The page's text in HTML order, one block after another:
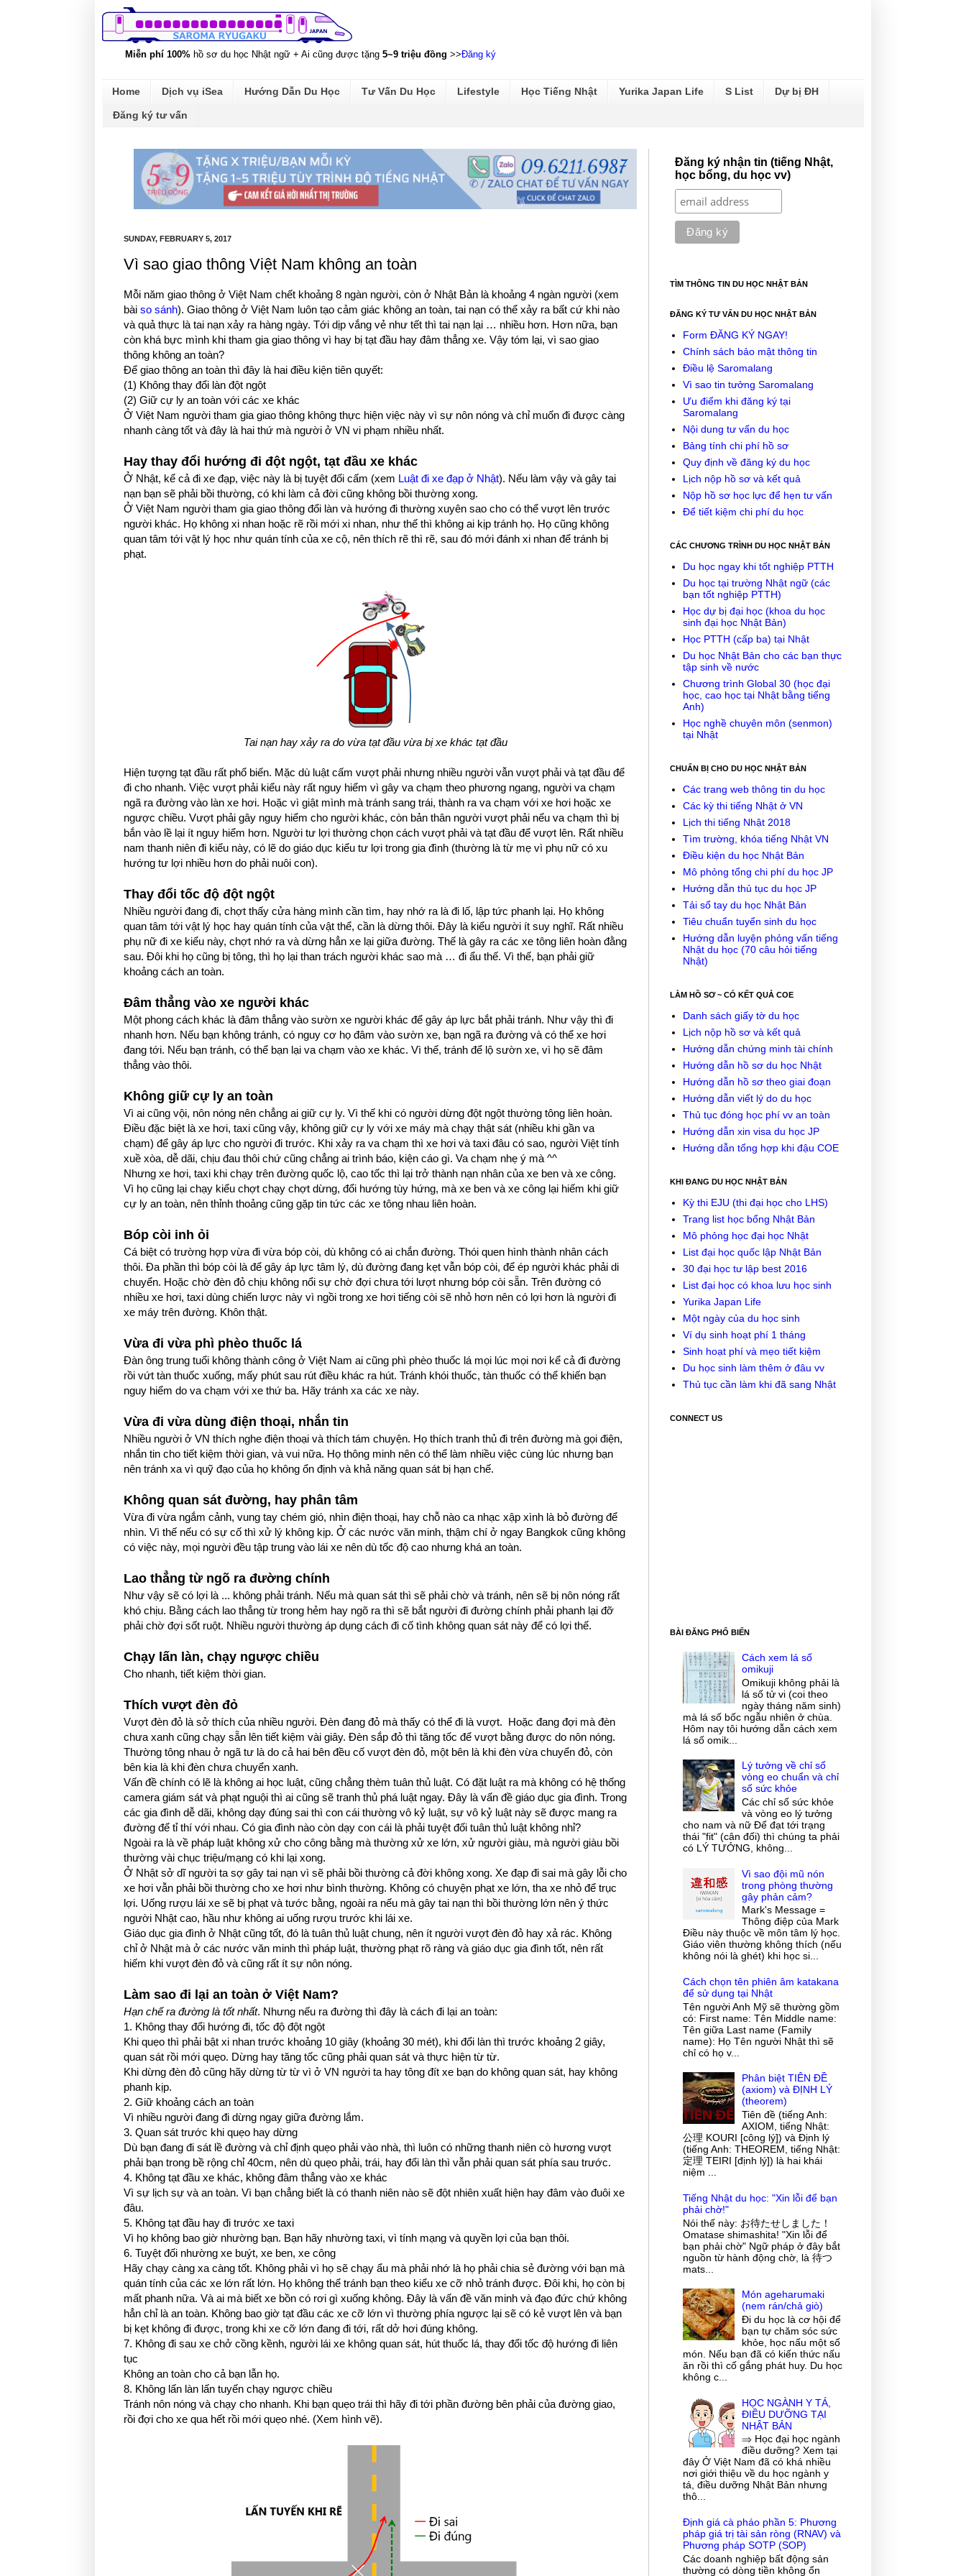
Miễn phí 100% hồ sơ du học Nhật ngữ + Ai cũng được tặng 5~9 triệu đồng >>Đăng ký
Home Dịch vụ iSea Hướng Dẫn Du Học Tư Vấn Du Học Lifestyle Học Tiếng Nhật Yurika Japan Life S List Dự bị ĐH
Đăng ký tư vấn
SUNDAY, FEBRUARY 5, 2017
Vì sao giao thông Việt Nam không an toàn
Mỗi năm giao thông ở Việt Nam chết khoảng 8 ngàn người, còn ở Nhật Bản là khoảng 4 ngàn người (xem
bài so sánh). Giao thông ở Việt Nam luôn tạo cảm giác không an toàn, tai nạn có thể xảy ra bất cứ khi nào
và quả thực là tai nạn xảy ra hàng ngày. Tới dịp vắng vẻ như tết thì tai nạn lại … nhiều hơn. Hơn nữa, bạn
còn khá bực mình khi tham gia giao thông vì hay bị tạt đầu hay đâm thẳng xe. Vậy tóm lại, vì sao giao
thông không an toàn?
Để giao thông an toàn thì đây là hai điều kiện tiên quyết:
(1) Không thay đổi làn đột ngột
(2) Giữ cự ly an toàn với các xe khác
Ở Việt Nam người tham gia giao thông không thực hiện việc này vì sự nôn nóng và chỉ muốn đi được càng
nhanh càng tốt và đây là hai thứ mà người ở VN vi phạm nhiều nhất.
Hay thay đổi hướng đi đột ngột, tạt đầu xe khác
Ở Nhật, kể cả đi xe đạp, việc này là bị tuyệt đối cấm (xem Luật đi xe đạp ở Nhật). Nếu làm vậy và gây tai
nạn bạn sẽ phải bồi thường, có khi làm cả đời cũng không bồi thường xong.
Ở Việt Nam người tham gia giao thông đổi làn và hướng đi thường xuyên sao cho có thể vượt lên trước
người khác. Họ không xi nhan hoặc rẽ rồi mới xi nhan, như thế thì không ai kịp tránh họ. Họ cũng không
quan tâm tới vật lý học như quán tính của xe cộ, nên thích rẽ thì rẽ, sau đó mới đánh xi nhan để tránh bị
phạt.
Tai nạn hay xảy ra do vừa tạt đầu vừa bị xe khác tạt đầu
Hiện tượng tạt đầu rất phổ biến. Mặc dù luật cấm vượt phải nhưng nhiều người vẫn vượt phải và tạt đầu để
đi cho nhanh. Việc vượt phải kiểu này rất nguy hiểm vì gây va chạm theo phương ngang, người va chạm
ngã ra đường vào làn xe hơi. Hoặc vì giật mình mà tránh sang trái, thành ra va chạm với xe hơi hoặc xe
ngược chiều. Vượt phải gây nguy hiểm cho người khác, còn bản thân người vượt phải nếu va chạm thì bị
bắn vào lề lại ít nguy hiểm hơn. Người tư lợi thường chọn cách vượt phải và tạt đầu để vượt lên. Rất nhiều
nam thanh niên đi kiểu này, có lẽ do giáo dục kiểu tư lợi trong gia đình (thường là từ mẹ vì phụ nữ có xu
hướng tư lợi nhiều hơn do phải nuôi con).
Thay đổi tốc độ đột ngột
Nhiều người đang đi, chợt thấy cửa hàng mình cần tìm, hay nhớ ra là đi lố, lập tức phanh lại. Họ không
quan tâm tới vật lý học hay quán tính của vật thể, cần là dừng thôi. Đây là kiểu người ít suy nghĩ. Rất nhiều
phụ nữ đi xe kiểu này, chợt nhớ ra và dừng hẳn xe lại giữa đường. Thế là gây ra các xe tông liên hoàn đằng
sau. Đôi khi họ cũng bị tông, thì họ lại than trách người khác sao mà … đi ẩu thế. Vì thế, bạn phải giữ
khoảng cách an toàn.
Đâm thẳng vào xe người khác
Một phong cách khác là đâm thẳng vào sườn xe người khác để gây áp lực bắt phải tránh. Như vậy thì đi
nhanh hơn. Nếu bạn không tránh, có nguy cơ họ đâm vào sườn xe, bạn ngã ra đường và có thể xe hơi
đang tới. Nếu bạn tránh, có thể bạn lại va chạm vào xe khác. Vì thế, tránh để lộ sườn xe, vì họ sẽ đâm
thẳng vào thôi.
Không giữ cự ly an toàn
Vì ai cũng vội, nôn nóng nên chẳng ai giữ cự ly. Vì thế khi có người dừng đột ngột thường tông liên hoàn.
Điều đặc biệt là xe hơi, taxi cũng vậy, không giữ cự ly với xe máy mà chạy thật sát (nhiều khi gần va
chạm) để gây áp lực cho người đi trước. Khi xảy ra va chạm thì xe hơi và taxi đâu có sao, người Việt tính
xuề xòa, dễ dãi, chịu đau thôi chứ cũng chẳng ai trình báo, kiện cáo gì. Va chạm nhẹ ý mà ^^
Nhưng xe hơi, taxi khi chạy trên đường quốc lộ, cao tốc thì lại trở thành nạn nhân của xe ben và xe công.
Vì họ cũng lại chạy kiểu chợt chạy chợt dừng, đổi hướng tùy hứng, mà xe ben và xe công lại hiếm khi giữ
cự ly an toàn, nên thỉnh thoảng cũng gặp tin tức các xe tông nhau liên hoàn.
Bóp còi inh ỏi
Cá biệt có trường hợp vừa đi vừa bóp còi, dù không có ai chắn đường. Thói quen hình thành nhân cách
thôi. Đa phần thì bóp còi là để gây áp lực tâm lý, dù đường đang kẹt vẫn bóp còi, để ép người khác phải di
chuyển. Hoặc chờ đèn đỏ chịu không nổi sự chờ đợi chưa tới lượt nhưng bóp còi sẵn. Trên đường có
nhiều xe hơi, taxi dùng chiến lược này vì ngồi trong xe hơi tiếng còi sẽ nhỏ hơn nên có lợi hơn là người đi
xe máy trên đường. Khôn thật.
Vừa đi vừa phì phèo thuốc lá
Đàn ông trung tuổi không thành công ở Việt Nam ai cũng phì phèo thuốc lá mọi lúc mọi nơi kể cả đi đường
rồi vứt tàn thuốc xuống, mấy phút sau rút điều khác ra hút. Tránh khói thuốc, tàn thuốc có thể khiến bạn
nguy hiểm do va chạm với xe thứ ba. Hãy tránh xa các xe này.
Vừa đi vừa dùng điện thoại, nhắn tin
Nhiều người ở VN thích nghe điện thoại và thích tám chuyện. Họ thích tranh thủ đi trên đường mà gọi điện,
nhắn tin cho tiết kiệm thời gian, và vui nữa. Họ thông minh nên có thể làm nhiều việc cùng lúc nhưng bạn
nên tránh xa vì quỹ đạo của họ không ổn định và khả năng quan sát bị hạn chế.
Không quan sát đường, hay phân tâm
Vừa đi vừa ngắm cảnh, vung tay chém gió, nhìn điện thoại, hay chỗ nào ca nhạc xập xình là bỏ đường để
nhìn. Vì thế nếu có sự cố thì xử lý không kịp. Ở các nước văn minh, thậm chí ở ngay Bangkok cũng không
có việc này, mọi người đều tập trung vào lái xe nên dù tốc độ cao nhưng khá an toàn.
Lao thẳng từ ngõ ra đường chính
Như vậy sẽ có lợi là ... không phải tránh. Nếu mà quan sát thì sẽ phải chờ và tránh, nên sẽ bị nôn nóng rất
khó chịu. Bằng cách lao thẳng từ trong hẻm hay ngõ ra thì sẽ bắt người đi đường chính phải phanh lại đỡ
phải chờ đợi sốt ruột. Nhiều người thường áp dụng cách đi cố tình không quan sát này để có lợi thế.
Chạy lấn làn, chạy ngược chiều
Cho nhanh, tiết kiệm thời gian.
Thích vượt đèn đỏ
Vượt đèn đỏ là sở thích của nhiều người. Đèn đang đỏ mà thấy có thể đi là vượt. Hoặc đang đợi mà đèn
chưa xanh cũng chạy sẵn lên tiết kiệm vài giây. Đèn sắp đỏ thì tăng tốc để vượt bằng được do nôn nóng.
Thường tông nhau ở ngã tư là do cả hai bên đều cố vượt đèn đỏ, một bên là khi đèn vừa chuyển đỏ, còn
bên kia là khi đèn chưa chuyển xanh.
Vấn đề chính có lẽ là không ai học luật, cũng chẳng thèm tuân thủ luật. Có đặt luật ra mà không có hệ thống
camera giám sát và phạt nguội thì ai cũng sẽ tranh thủ phá luật ngay. Đây là vấn đề giáo dục gia đình. Trong
các gia đình dễ dãi, không dạy đúng sai thì con cái thường vô kỷ luật, sự vô kỷ luật này sẽ được mang ra
đường để tỉ thí với nhau. Có gia đình nào còn dạy con cái là phải tuyệt đối tuân thủ luật không nhỉ?
Ngoài ra là về pháp luật không xử cho công bằng mà thường xử xe lớn, xử người giàu, mà người giàu bồi
thường vài chục triệu/mạng có khi lại xong.
Ở Nhật sở dĩ người ta sợ gây tai nạn vì sẽ phải bồi thường cả đời không xong. Xe đạp đi sai mà gây lỗi cho
xe hơi vẫn phải bồi thường cho xe hơi như bình thường. Không có chuyện phạt xe lớn, tha xe nhỏ để trục
lợi. Uống rượu lái xe sẽ bị phạt và tước bằng, ngoài ra nếu mà gây tai nạn thì bồi thường lớn nên ý thức
người Nhật cao, hầu như không ai uống rượu trước khi lái xe.
Giáo dục gia đình ở Nhật cũng tốt, đó là tuân thủ luật chung, nên ít người vượt đèn đỏ hay xả rác. Không
chỉ ở Nhật mà ở các nước văn minh thì pháp luật, thường phạt rõ ràng và giáo dục gia đình tốt, nên rất
hiếm khi vượt đèn đỏ và cũng rất ít sự nôn nóng.
Làm sao đi lại an toàn ở Việt Nam?
Hạn chế ra đường là tốt nhất. Nhưng nếu ra đường thì đây là cách đi lại an toàn:
1. Không thay đổi hướng đi, tốc độ đột ngột
Khi quẹo thì phải bật xi nhan trước khoảng 10 giây (khoảng 30 mét), khi đổi làn thì trước khoảng 2 giây,
quan sát rồi mới quẹo. Dừng hay tăng tốc cũng phải quan sát và thực hiện từ từ.
Khi dừng đèn đỏ cũng hãy dừng từ từ vì ở VN người ta hay tông đít xe bạn do không quan sát, hay không
phanh kịp.
2. Giữ khoảng cách an toàn
Vì nhiều người đang đi dừng ngay giữa đường lắm.
3. Quan sát trước khi quẹo hay dừng
Dù bạn đang đi sát lề đường và chỉ định quẹo phải vào nhà, thì luôn có những thanh niên cò hương vượt
phải bạn trong bề rộng chỉ 40cm, nên dù quẹo phải, trái, hay đổi làn thì vẫn phải quan sát phía sau trước.
4. Không tạt đầu xe khác, không đâm thẳng vào xe khác
Vì sự lịch sự và an toàn. Vì bạn chẳng biết là có thanh niên nào sẽ đột nhiên xuất hiện hay đâm vào đuôi xe
đâu.
5. Không tạt đầu hay đi trước xe taxi
Vì họ không bao giờ nhường bạn. Bạn hãy nhường taxi, vì tính mạng và quyền lợi của bạn thôi.
6. Tuyệt đối nhường xe buýt, xe ben, xe công
Hãy chạy càng xa càng tốt. Không phải vì họ sẽ chạy ẩu mà phải nhớ là họ phải chia sẻ đường với bạn mà
quán tính của các xe lớn rất lớn. Họ không thể tránh bạn theo kiểu xe cỡ nhỏ tránh được. Đôi khi, họ còn bị
mất phanh nữa. Và ai mà biết xe bồn có rơi gì xuống không. Đây là vấn đề văn minh và đạo đức chứ không
hẳn chỉ là an toàn. Không bao giờ tạt đầu các xe cỡ lớn vì thường phía ngược lại sẽ có kẻ vượt lên và bạn
bị kẹt không đi được, trong khi xe cỡ lớn đang đi tới, rất dở hơi đúng không.
7. Không đi sau xe chở cồng kềnh, người lái xe không quan sát, hút thuốc lá, thay đổi tốc độ hướng đi liên
tục
Không an toàn cho cả bạn lẫn họ.
8. Không lấn làn lấn tuyến chạy ngược chiều
Tránh nôn nóng và chạy cho nhanh. Khi bạn quẹo trái thì hãy đi tới phần đường bên phải của đường giao,
rồi đợi cho xe qua hết rồi mới quẹo nhé. (Xem hình vẽ).
Đăng ký nhận tin (tiếng Nhật,
học bổng, du học vv)
TÌM THÔNG TIN DU HỌC NHẬT BẢN
ĐĂNG KÝ TƯ VẤN DU HỌC NHẬT BẢN
Form ĐĂNG KÝ NGAY!
Chính sách bảo mật thông tin
Điều lệ Saromalang
Vì sao tin tưởng Saromalang
Ưu điểm khi đăng ký tại
Saromalang
Nội dung tư vấn du học
Bảng tính chi phí hồ sơ
Quy định về đăng ký du học
Lịch nộp hồ sơ và kết quả
Nộp hồ sơ học lực để hẹn tư vấn
Để tiết kiệm chi phí du học
CÁC CHƯƠNG TRÌNH DU HỌC NHẬT BẢN
Du học ngay khi tốt nghiệp PTTH
Du học tại trường Nhật ngữ (các
bạn tốt nghiệp PTTH)
Học dự bị đại học (khoa du học
sinh đại học Nhật Bản)
Học PTTH (cấp ba) tại Nhật
Du học Nhật Bản cho các bạn thực
tập sinh về nước
Chương trình Global 30 (học đại
học, cao học tại Nhật bằng tiếng
Anh)
Học nghề chuyên môn (senmon)
tại Nhật
CHUẨN BỊ CHO DU HỌC NHẬT BẢN
Các trang web thông tin du học
Các kỳ thi tiếng Nhật ở VN
Lịch thi tiếng Nhật 2018
Tìm trường, khóa tiếng Nhật VN
Điều kiện du học Nhật Bản
Mô phỏng tổng chi phí du học JP
Hướng dẫn thủ tục du học JP
Tải sổ tay du học Nhật Bản
Tiêu chuẩn tuyển sinh du học
Hướng dẫn luyện phỏng vấn tiếng
Nhật du học (70 câu hỏi tiếng
Nhật)
LÀM HỒ SƠ ~ CÓ KẾT QUẢ COE
Danh sách giấy tờ du học
Lịch nộp hồ sơ và kết quả
Hướng dẫn chứng minh tài chính
Hướng dẫn hồ sơ du học Nhật
Hướng dẫn hồ sơ theo giai đoạn
Hướng dẫn viết lý do du học
Thủ tục đóng học phí vv an toàn
Hướng dẫn xin visa du học JP
Hướng dẫn tổng hợp khi đậu COE
KHI ĐANG DU HỌC NHẬT BẢN
Kỳ thi EJU (thi đại học cho LHS)
Trang list học bổng Nhật Bản
Mô phỏng học đại học Nhật
List đại học quốc lập Nhật Bản
30 đại học tư lập best 2016
List đại học có khoa lưu học sinh
Yurika Japan Life
Một ngày của du học sinh
Ví dụ sinh hoạt phí 1 tháng
Sinh hoạt phí và mẹo tiết kiệm
Du học sinh làm thêm ở đâu vv
Thủ tục cần làm khi đã sang Nhật
CONNECT US
BÀI ĐĂNG PHỔ BIẾN
Cách xem lá số
omikuji
Omikuji không phải là
lá số tử vi (coi theo
ngày tháng năm sinh)
mà lá số bốc ngẫu nhiên ở chùa.
Hôm nay tôi hướng dẫn cách xem
lá số omik...
Lý tưởng về chỉ số
vòng eo chuẩn và chỉ
số sức khỏe
Các chỉ số sức khỏe
và vòng eo lý tưởng
cho nam và nữ Để đạt tới trạng
thái "fit" (cân đối) thì chúng ta phải
có LÝ TƯỞNG, không...
Vì sao đội mũ nón
trong phòng thường
gây phản cảm?
Mark's Message =
Thông điệp của Mark
Điều này thuộc về môn tâm lý học.
Giáo viên thường không thích (nếu
không nói là ghét) khi học si...
Cách chọn tên phiên âm katakana
để sử dụng tại Nhật
Tên người Anh Mỹ sẽ thường gồm
có: First name: Tên Middle name:
Tên giữa Last name (Family
name): Họ Tên người Nhật thì sẽ
chỉ có họ v...
Phân biệt TIÊN ĐỀ
(axiom) và ĐỊNH LÝ
(theorem)
Tiên đề (tiếng Anh:
AXIOM, tiếng Nhật:
公理 KOURI [công lý]) và Định lý
(tiếng Anh: THEOREM, tiếng Nhật:
定理 TEIRI [định lý]) là hai khái
niệm ...
Tiếng Nhật du học: "Xin lỗi để bạn
phải chờ!"
Nói thế này: お待たせしました！
Omatase shimashita! "Xin lỗi để
bạn phải chờ" Ngữ pháp ở đây bắt
nguồn từ hành động chờ, là 待つ
mats...
Món ageharumaki
(nem rán/chả giò)
Đi du học là cơ hội để
bạn tự chăm sóc sức
khỏe, học nấu một số
món. Nếu bạn đã có kiến thức nấu
ăn rồi thì cố gắng phát huy. Du học
không c...
HỌC NGÀNH Y TÁ,
ĐIỀU DƯỠNG TẠI
NHẬT BẢN
⇒ Học đại học ngành
điều dưỡng? Xem tại
đây Ở Việt Nam đã có khá nhiều
nơi giới thiệu về du học ngành y
tá, điều dưỡng Nhật Bản nhưng
thô...
Định giá cà pháo phần 5: Phương
pháp giá trị tài sản ròng (RNAV) và
Phương pháp SOTP (SOP)
Các doanh nghiệp bất động sản
thường có dòng tiền không ổn